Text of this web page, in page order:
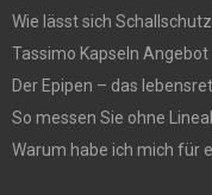
Wie lässt sich
Tassimo Kapseln Angebot
Der Epipen – das
So messen Sie ohne Lineal
Warum habe ich mich für